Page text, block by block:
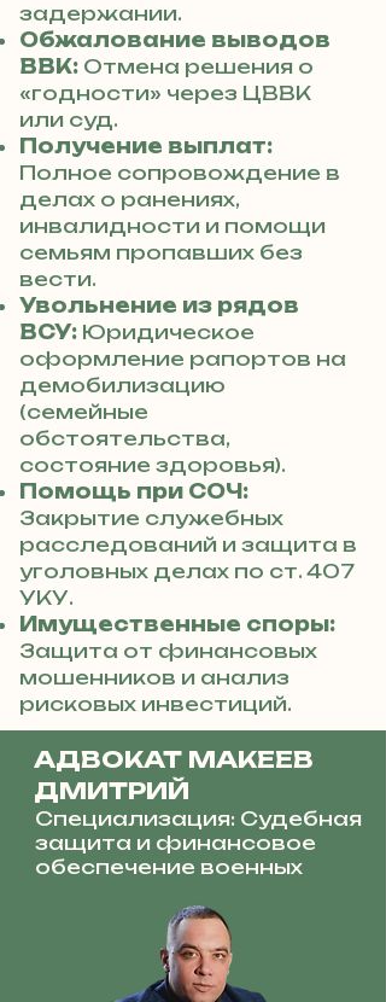
задержании.
Обжалование выводов
ВВК: Отмена решения о
«годности» через ЦВВК
или суд.
Получение выплат:
Полное сопровождение в
делах о ранениях,
инвалидности и помощи
семьям пропавших без
вести.
Увольнение из рядов
ВСУ: Юридическое
оформление рапортов на
демобилизацию
(семейные
обстоятельства,
состояние здоровья).
Помощь при СОЧ:
Закрытие служебных
расследований и защита в
уголовных делах по ст. 407
УКУ.
Имущественные споры:
Защита от финансовых
мошенников и анализ
рисковых инвестиций.
АДВОКАТ МАКЕЕВ
ДМИТРИЙ
Специализация: Судебная
защита и финансовое
обеспечение военных